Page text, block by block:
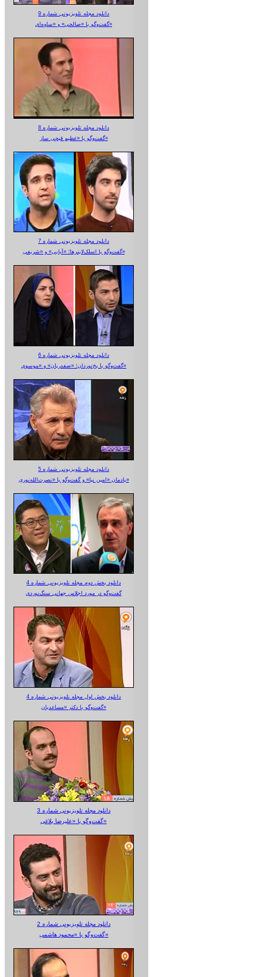
دانلود مجله تلویزیونی شماره 9
گفت‌وگو با «صالحی» و «ساوه‌ای»
دانلود مجله تلویزیونی شماره 8
گفت‌وگو با «عظیم قیچی ساز»
دانلود مجله تلویزیونی شماره 7
گفت‌وگو با اسلک‌لاینرها؛ «آبایی» و «شریفی»
دانلود مجله تلویزیونی شماره 6
گفت‌وگو با یخ‌نوردان؛ «صفدریان» و «موسوی»
دانلود مجله تلویزیونی شماره 5
یادمان «امین نیا» و گفت‌وگو با «نصرت‌الله‌نوری»
دانلود بخش دوم مجله تلویزیونی شماره 4
گفت‌وگو در مورد اجلاس جهانی سنگ‌نوردی
دانلود بخش اول مجله تلویزیونی شماره 4
گفت‌وگو با دکتر «مساعدیان»
دانلود مجله تلویزیونی شماره 3
گفت‌وگو با «علیرضا بلاغی»
دانلود مجله تلویزیونی شماره 2
گفت‌وگو با «محمود هاشمی»